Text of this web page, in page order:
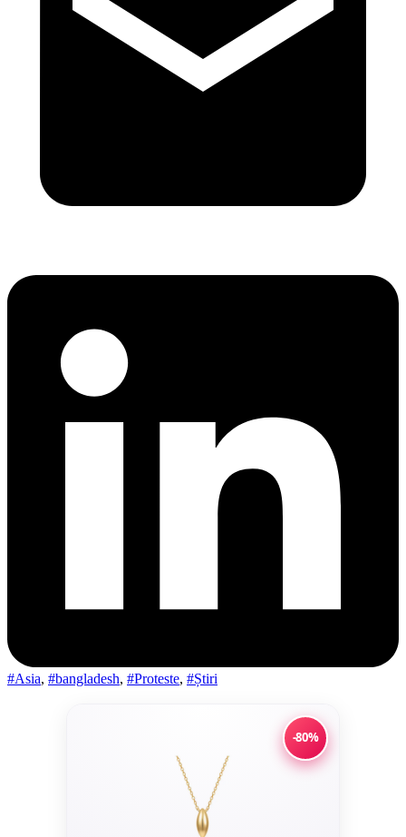
#Asia, #bangladesh, #Proteste, #Știri
-80%